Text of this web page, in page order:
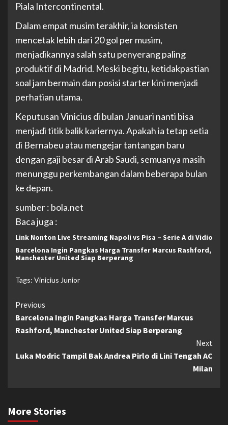
Piala Intercontinental.
Dalam empat musim terakhir, ia konsisten
mencetak lebih dari 20 gol per musim,
menjadikannya salah satu penyerang paling
produktif di Madrid. Meski begitu, ketidakpastian
soal jam bermain dan posisi starter kini menjadi
perhatian utama.
Keputusan Vinicius di bulan Januari nanti bisa
menjadi titik balik kariernya. Apakah ia tetap setia
di Bernabeu atau mengejar tantangan baru
dengan gaji besar di Arab Saudi, semuanya masih
menunggu perkembangan dalam beberapa bulan
ke depan.
sumber : bola.net
Baca juga :
Link Nonton Live Streaming Napoli vs Pisa – Serie A di Vidio
Barcelona Ingin Pangkas Harga Transfer Marcus Rashford,
Manchester United Siap Berperang
Tags: Vinicius Junior
Continue
Reading
Previous
Barcelona Ingin Pangkas Harga Transfer Marcus
Rashford, Manchester United Siap Berperang
Next
Luka Modric Tampil Bak Andrea Pirlo di Lini Tengah AC
Milan
More Stories